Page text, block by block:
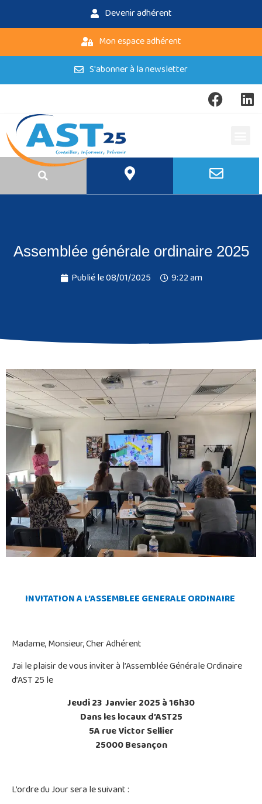
Devenir adhérent
Mon espace adhérent
S'abonner à la newsletter
Assemblée générale ordinaire 2025
Publié le08/01/2025 9:22 am
INVITATION A L’ASSEMBLEE GENERALE ORDINAIRE
Madame, Monsieur, Cher Adhérent
J’ai le plaisir de vous inviter à l’Assemblée Générale Ordinaire
d’AST 25 le
Jeudi 23 Janvier 2025 à 16h30
Dans les locaux d’AST25
5A rue Victor Sellier
25000 Besançon
L’ordre du Jour sera le suivant :